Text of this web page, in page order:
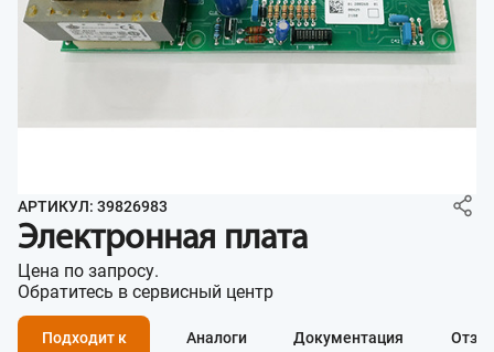
АРТИКУЛ: 39826983
Электронная плата
Цена по запросу.
Обратитесь в сервисный центр
Подходит к Аналоги Документация